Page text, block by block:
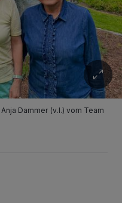
Dammer (v.l.) vom Team